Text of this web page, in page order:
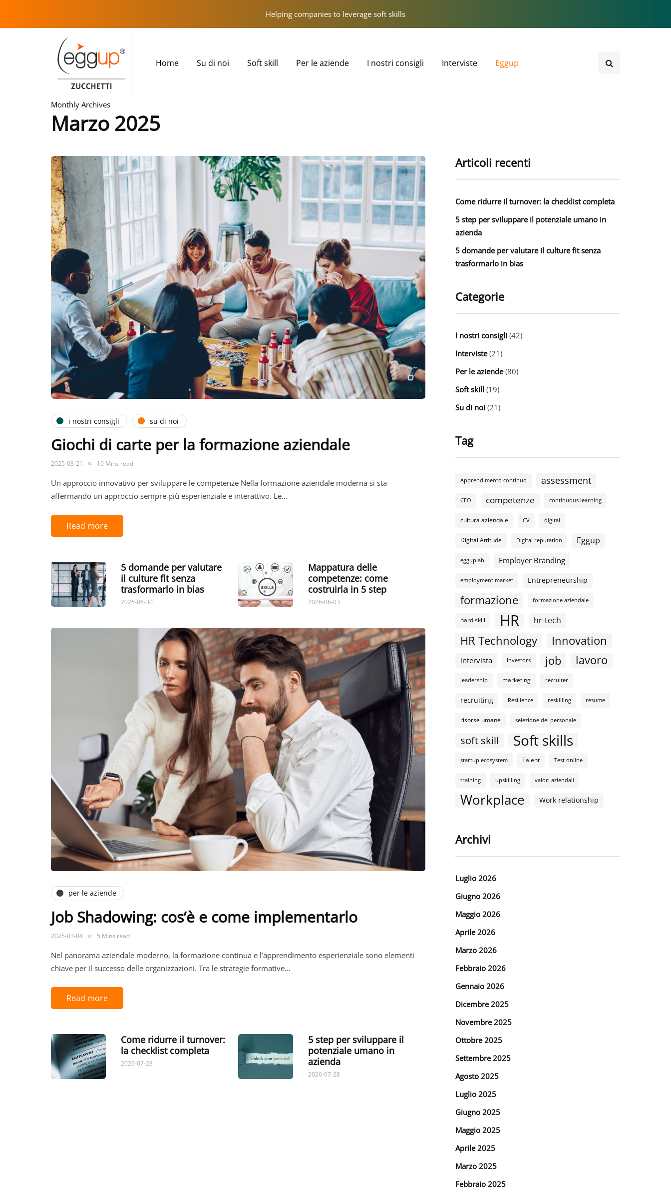
Helping companies to leverage soft skills
Home Su di noi Soft skill Per le aziende I nostri consigli Interviste Eggup
Monthly Archives
Marzo 2025
i nostri consigli su di noi
Giochi di carte per la formazione aziendale
2025-03-21 10 Mins read
Un approccio innovativo per sviluppare le competenze Nella formazione aziendale moderna si sta
affermando un approccio sempre più esperienziale e interattivo. Le…
Read more
5 domande per valutare
il culture fit senza
trasformarlo in bias
2026-06-30
Mappatura delle
competenze: come
costruirla in 5 step
2026-06-03
per le aziende
Job Shadowing: cos’è e come implementarlo
2025-03-04 5 Mins read
Nel panorama aziendale moderno, la formazione continua e l’apprendimento esperienziale sono elementi
chiave per il successo delle organizzazioni. Tra le strategie formative…
Read more
Come ridurre il turnover:
la checklist completa
2026-07-28
5 step per sviluppare il
potenziale umano in
azienda
2026-07-28
Articoli recenti
Come ridurre il turnover: la checklist completa
5 step per sviluppare il potenziale umano in
azienda
5 domande per valutare il culture fit senza
trasformarlo in bias
Categorie
I nostri consigli (42)
Interviste(21)
Per le aziende(80)
Soft skill (19)
Su di noi (21)
Tag
Apprendimento continuo assessment
CEO competenze continuous learning
cultura aziendale CV digital
Digital Attitude Digital reputation Eggup
egguplab Employer Branding
employment market Entrepreneurship
formazione formazione aziendale
hard skill HR hr-tech
HR Technology Innovation
intervista Investors job lavoro
leadership marketing recruiter
recruiting Resilience reskilling resume
risorse umane selezione del personale
soft skill Soft skills
startup ecosystem Talent Test online
training upskilling valori aziendali
Workplace Work relationship
Archivi
Luglio 2026
Giugno 2026
Maggio 2026
Aprile 2026
Marzo 2026
Febbraio 2026
Gennaio 2026
Dicembre 2025
Novembre 2025
Ottobre 2025
Settembre 2025
Agosto 2025
Luglio 2025
Giugno 2025
Maggio 2025
Aprile 2025
Marzo 2025
Febbraio 2025